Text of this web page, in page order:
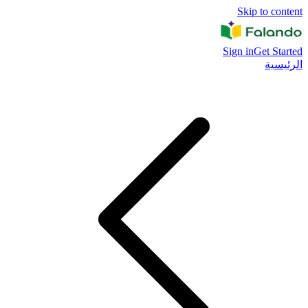
Skip to content
Sign inGet Started
الرئيسية